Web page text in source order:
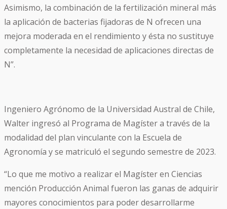
Asimismo, la combinación de la fertilización mineral más
la aplicación de bacterias fijadoras de N ofrecen una
mejora moderada en el rendimiento y ésta no sustituye
completamente la necesidad de aplicaciones directas de
N”.
Ingeniero Agrónomo de la Universidad Austral de Chile,
Walter ingresó al Programa de Magíster a través de la
modalidad del plan vinculante con la Escuela de
Agronomía y se matriculó el segundo semestre de 2023.
“Lo que me motivo a realizar el Magíster en Ciencias
mención Producción Animal fueron las ganas de adquirir
mayores conocimientos para poder desarrollarme